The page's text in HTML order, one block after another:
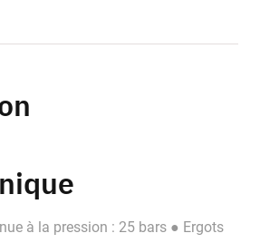
à la pression : 25 bars ● Ergots